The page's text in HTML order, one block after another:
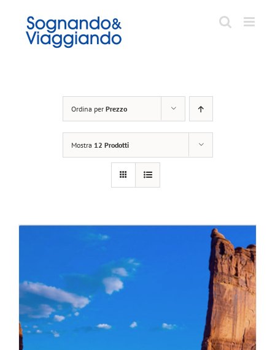
contenuto
Ordina per Prezzo
Mostra 12 Prodotti